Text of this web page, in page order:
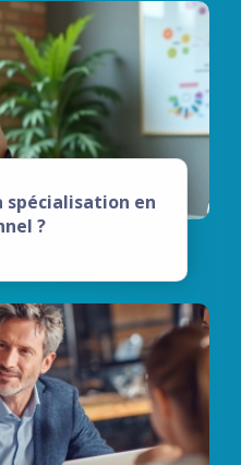
spécialisation en
?